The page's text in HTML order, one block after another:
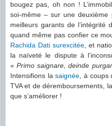
bougez pas, oh non !
soi-même – sur une deuxième
meilleurs garants de l’intégrité
quand même pas confier ce
Rachida Dati surexcitée , et
la naïveté le dispute à
«Primo saignare, deinde
Intensifions lasaignée , à coups
TVA et de déremboursements,
que s’améliorer !